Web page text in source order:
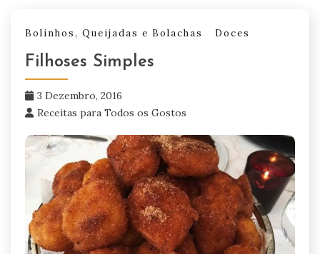
Bolinhos, Queijadas e Bolachas Doces
Filhoses Simples
3 Dezembro, 2016
Receitas para Todos os Gostos